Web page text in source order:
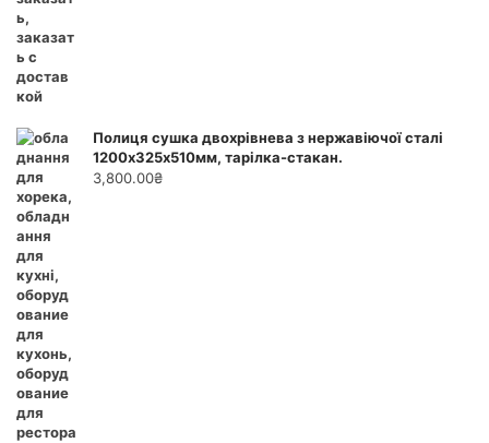
Полиця сушка двохрівнева з нержавіючої сталі
1200х325х510мм, тарілка-стакан.
3,800.00₴